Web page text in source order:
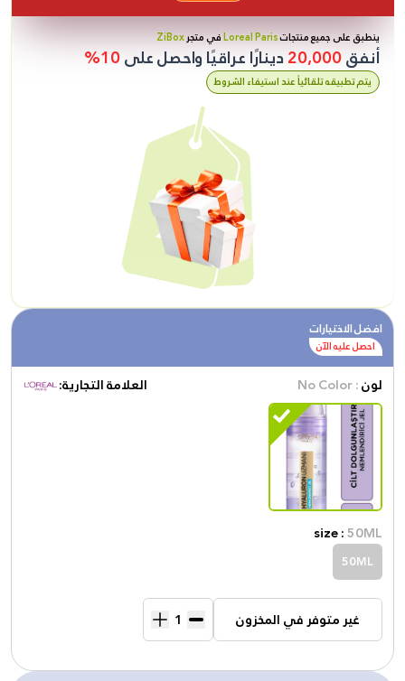
ينطبق على جميع منتجاتLoreal Parisفي متجرZiBox
أنفق20,000دينارًا عراقيًا واحصل على10%
يتم تطبيقه تلقائياً عند استيفاء الشروط
افضل الاختيارات
احصل عليه الآن
لون: No Color العلامة التجارية:
size :50ML
50ML
غير متوفر في المخزون